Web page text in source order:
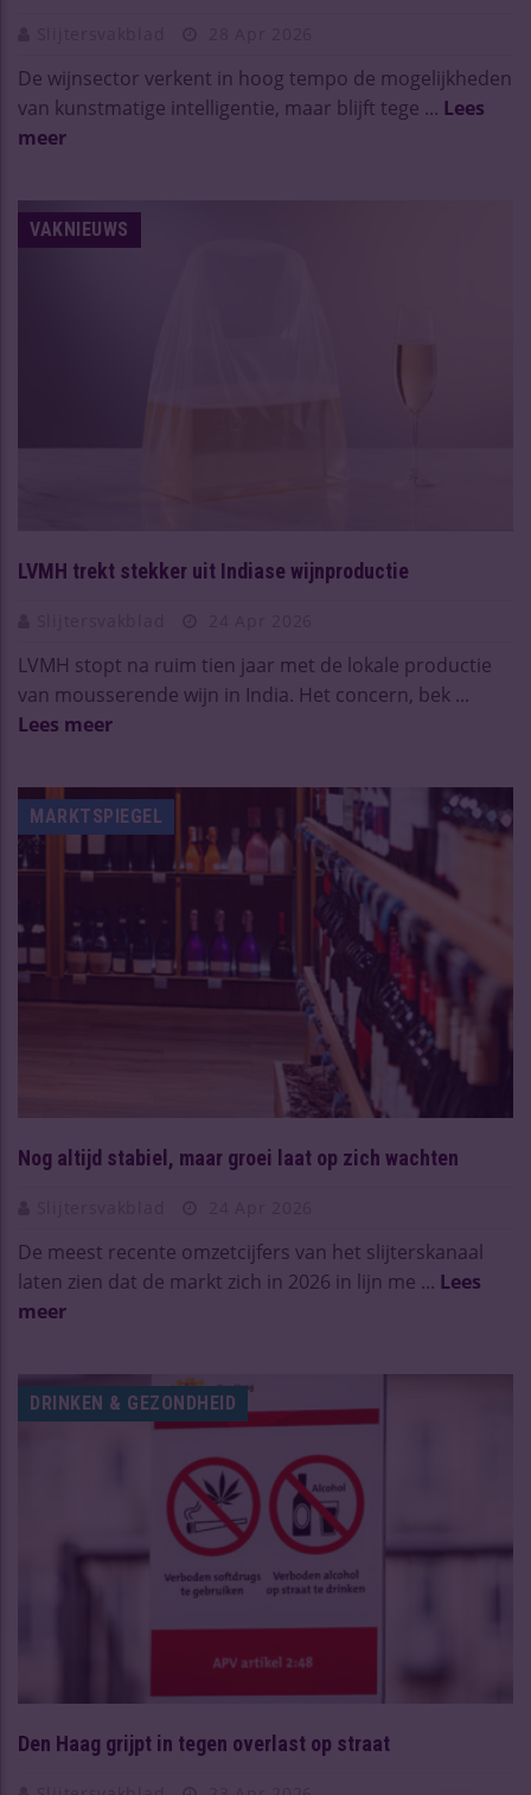
De wijnsector verkent in hoog tempo de mogelijkheden
van kunstmatige intelligentie, maar blijft tege ... Lees
meer
VAKNIEUWS
LVMH trekt stekker uit Indiase wijnproductie
LVMH stopt na ruim tien jaar met de lokale productie
van mousserende wijn in India. Het concern, bek ...
Lees meer
MARKTSPIEGEL
Nog altijd stabiel, maar groei laat op zich wachten
De meest recente omzetcijfers van het slijterskanaal
laten zien dat de markt zich in 2026 in lijn me ... Lees
meer
DRINKEN & GEZONDHEID
Den Haag grijpt in tegen overlast op straat